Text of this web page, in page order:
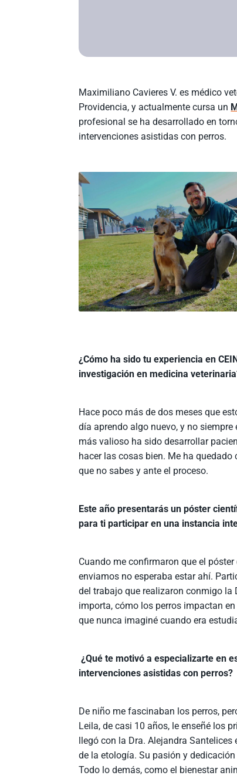
Maximiliano Cavieres V. es médico
Providencia, y actualmente cursa un
profesional se ha desarrollado en
intervenciones asistidas con perros.
¿Cómo ha sido tu experiencia en
investigación en medicina
Hace poco más de dos meses que
día aprendo algo nuevo, y no
más valioso ha sido desarrollar
hacer las cosas bien. Me ha
que no sabes y ante el proceso.
Este año presentarás un póster
para ti participar en una instancia
Cuando me confirmaron que el póster
enviamos no esperaba estar ahí.
del trabajo que realizaron conmigo la
importa, cómo los perros impactan
que nunca imaginé cuando era
¿Qué te motivó a especializarte en
intervenciones asistidas con perros?
De niño me fascinaban los perros,
Leila, de casi 10 años, le enseñé los
llegó con la Dra. Alejandra
de la etología. Su pasión y
Todo lo demás, como el bienestar